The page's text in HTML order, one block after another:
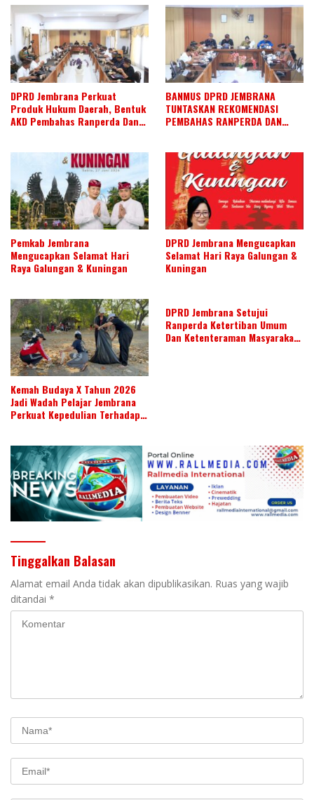
DPRD Jembrana Perkuat
Produk Hukum Daerah, Bentuk
AKD Pembahas Ranperda Dan
BANMUS DPRD JEMBRANA
TUNTASKAN REKOMENDASI
PEMBAHAS RANPERDA DAN
Pemkab Jembrana
Mengucapkan Selamat Hari
Raya Galungan & Kuningan
DPRD Jembrana Mengucapkan
Selamat Hari Raya Galungan &
Kuningan
Kemah Budaya X Tahun 2026
Jadi Wadah Pelajar Jembrana
Perkuat Kepedulian Terhadap
DPRD Jembrana Setujui
Ranperda Ketertiban Umum
Dan Ketenteraman Masyarakat
Tinggalkan Balasan
Alamat email Anda tidak akan dipublikasikan. Ruas yang wajib
ditandai *